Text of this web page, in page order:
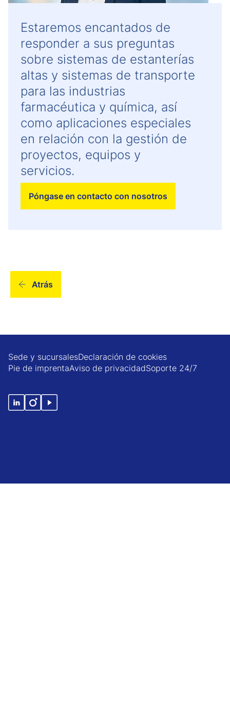
Estaremos encantados de
responder a sus preguntas
sobre sistemas de estanterías
altas y sistemas de transporte
para las industrias
farmacéutica y química, así
como aplicaciones especiales
en relación con la gestión de
proyectos, equipos y
servicios.
Póngase en contacto con nosotros
Atrás
Sede y sucursalesDeclaración de cookies
Pie de imprentaAviso de privacidadSoporte 24/7